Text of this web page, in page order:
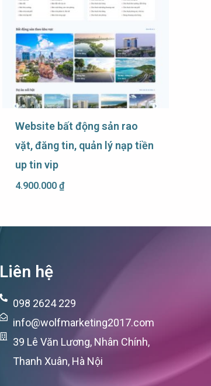
Website bất động sản rao
vặt, đăng tin, quản lý nạp tiền
up tin vip
4.900.000 ₫
Liên hệ
098 2624 229
info@wolfmarketing2017.com
39 Lê Văn Lương, Nhân Chính,
Thanh Xuân, Hà Nội